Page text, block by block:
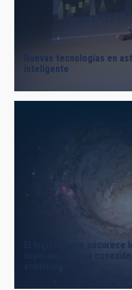
Nuevas tecnologías en
inteligente
El material que oscurece
supermasivos, la